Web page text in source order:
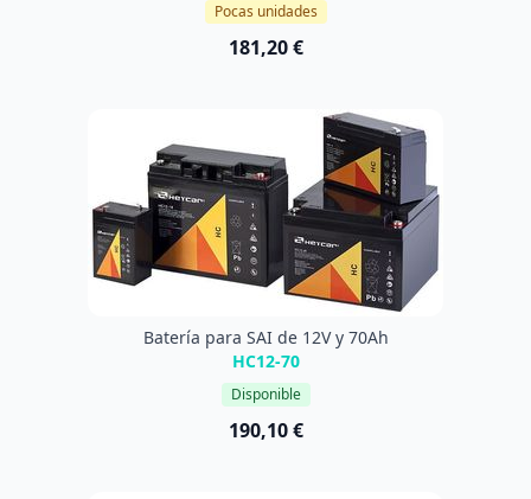
Pocas unidades
181,20 €
Batería para SAI de 12V y 70Ah
HC12-70
Disponible
190,10 €